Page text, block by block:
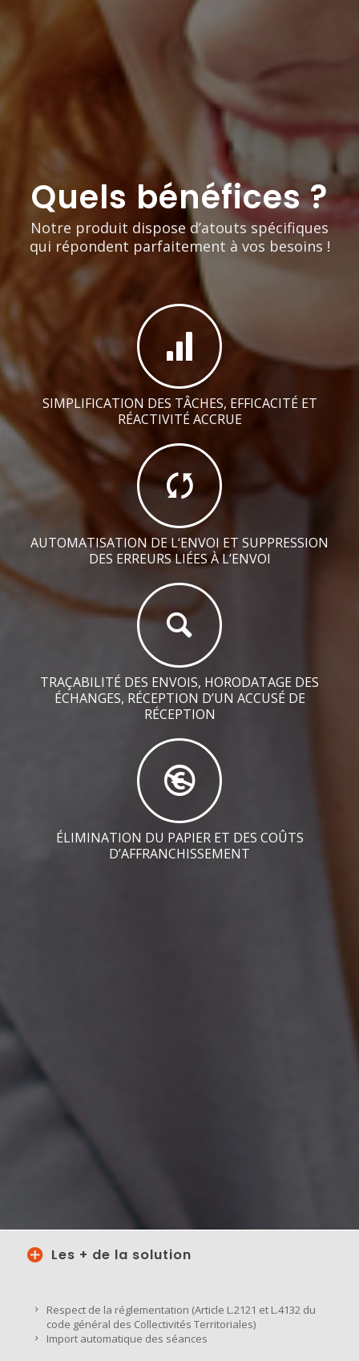
Quels bénéfices ?
Notre produit dispose d’atouts spécifiques
qui répondent parfaitement à vos besoins !
SIMPLIFICATION DES TÂCHES, EFFICACITÉ ET
RÉACTIVITÉ ACCRUE
AUTOMATISATION DE L‘ENVOI ET SUPPRESSION
DES ERREURS LIÉES À L’ENVOI
TRAÇABILITÉ DES ENVOIS, HORODATAGE DES
ÉCHANGES, RÉCEPTION D’UN ACCUSÉ DE
RÉCEPTION
ÉLIMINATION DU PAPIER ET DES COÛTS
D’AFFRANCHISSEMENT
Les + de la solution
Respect de la réglementation (Article L.2121 et L.4132 du
code général des Collectivités Territoriales)
Import automatique des séances